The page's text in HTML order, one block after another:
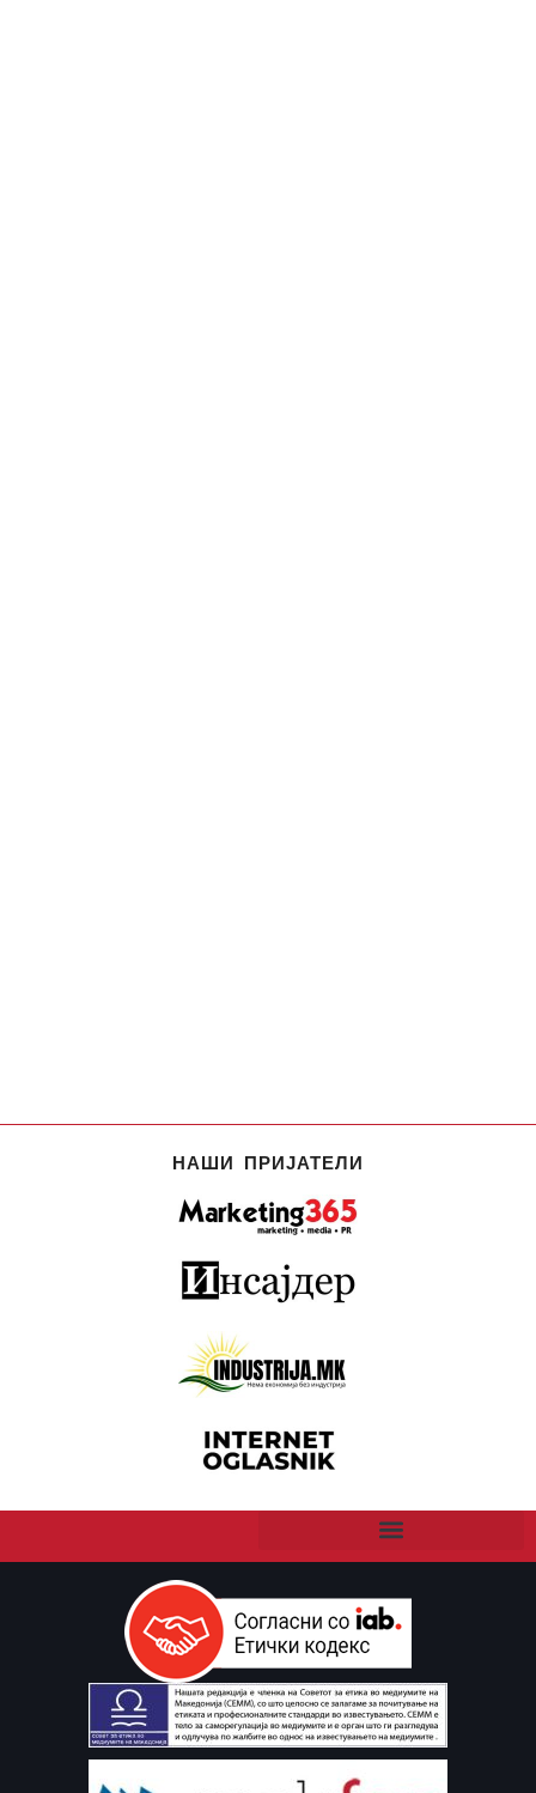
НАШИ ПРИЈАТЕЛИ